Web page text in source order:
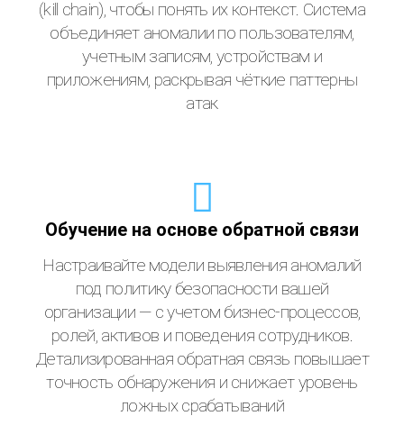
(kill chain), чтобы понять их контекст. Система
объединяет аномалии по пользователям,
учетным записям, устройствам и
приложениям, раскрывая чёткие паттерны
атак
Обучение на основе обратной связи
Настраивайте модели выявления аномалий
под политику безопасности вашей
организации — с учетом бизнес-процессов,
ролей, активов и поведения сотрудников.
Детализированная обратная связь повышает
точность обнаружения и снижает уровень
ложных срабатываний